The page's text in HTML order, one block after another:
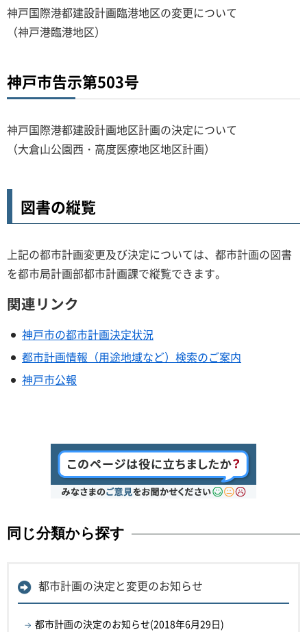
神戸国際港都建設計画臨港地区の変更について
（神戸港臨港地区）
神戸市告示第503号
神戸国際港都建設計画地区計画の決定について
（大倉山公園西・高度医療地区地区計画）
図書の縦覧
上記の都市計画変更及び決定については、都市計画の図書
を都市局計画部都市計画課で縦覧できます。
関連リンク
神戸市の都市計画決定状況
都市計画情報（用途地域など）検索のご案内
神戸市公報
同じ分類から探す
都市計画の決定と変更のお知らせ
都市計画の決定のお知らせ(2018年6月29日)